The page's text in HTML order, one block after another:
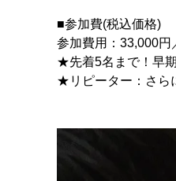
■参加費(税込価格)
参加費用：33,000円
★先着5名まで！早
★リピーター：さら